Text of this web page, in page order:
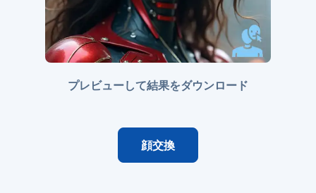
プレビューして結果をダウンロード
顔交換